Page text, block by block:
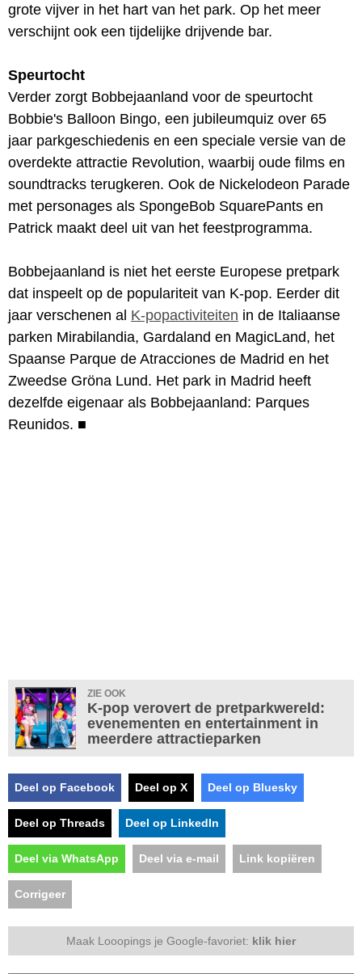
grote vijver in het hart van het park. Op het meer
verschijnt ook een tijdelijke drijvende bar.
Speurtocht
Verder zorgt Bobbejaanland voor de speurtocht
Bobbie's Balloon Bingo, een jubileumquiz over 65
jaar parkgeschiedenis en een speciale versie van de
overdekte attractie Revolution, waarbij oude films en
soundtracks terugkeren. Ook de Nickelodeon Parade
met personages als SpongeBob SquarePants en
Patrick maakt deel uit van het feestprogramma.
Bobbejaanland is niet het eerste Europese pretpark
dat inspeelt op de populariteit van K-pop. Eerder dit
jaar verschenen al K-popactiviteiten in de Italiaanse
parken Mirabilandia, Gardaland en MagicLand, het
Spaanse Parque de Atracciones de Madrid en het
Zweedse Gröna Lund. Het park in Madrid heeft
dezelfde eigenaar als Bobbejaanland: Parques
Reunidos. ■
ZIE OOK
K-pop verovert de pretparkwereld:
evenementen en entertainment in
meerdere attractieparken
Deel op Facebook Deel op X Deel op Bluesky
Deel op Threads Deel op LinkedIn
Deel via WhatsApp Deel via e-mail Link kopiëren
Corrigeer
Maak Looopings je Google-favoriet: klik hier